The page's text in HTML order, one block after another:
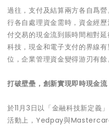
過往，支付及結算兩方各自爲
行各自處理資金需時，資金經
付交易的現金流到賬時間相對
科技，現金和電子支付的界線
位，企業管理資金變得游刃有餘
打破壁壘，創新實現即時現金流
於11月3日以「金融科技新定義
活動上，Yedpay與